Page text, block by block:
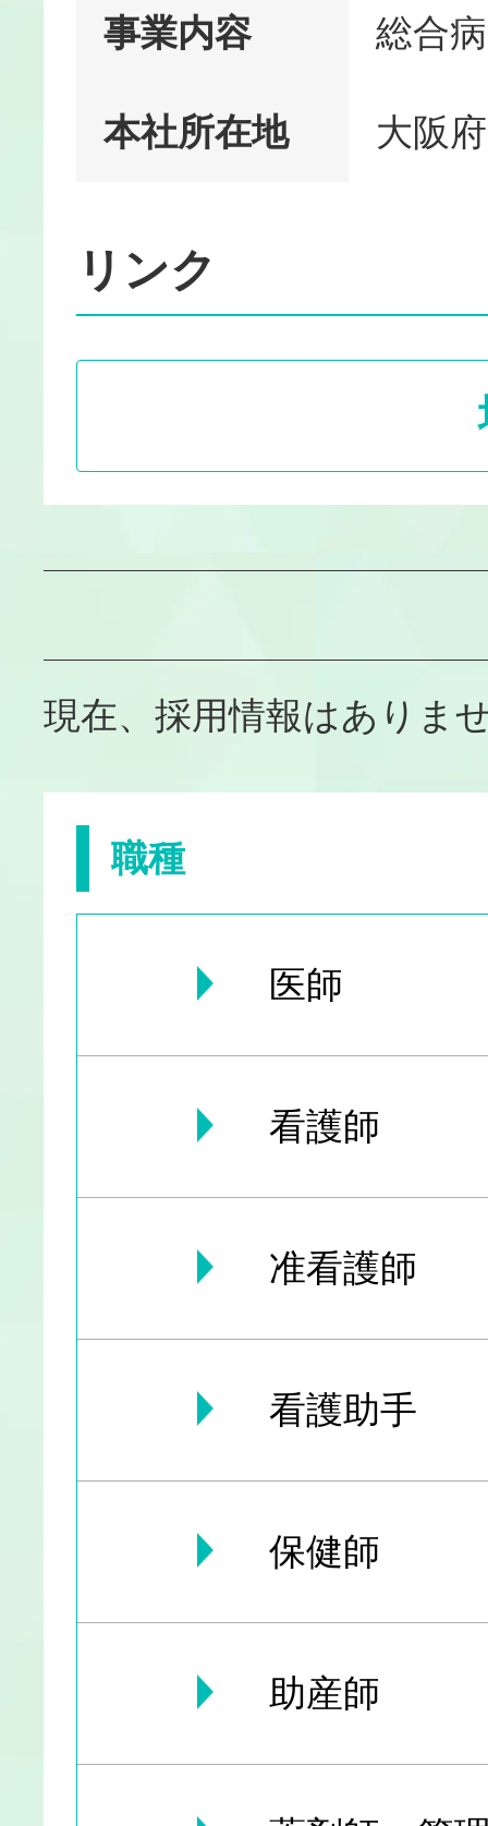
事業内容 総合
本社所在地 大阪
リンク
現在、採用情報はありま
職種
医師
看護師
准看護師
看護助手
保健師
助産師